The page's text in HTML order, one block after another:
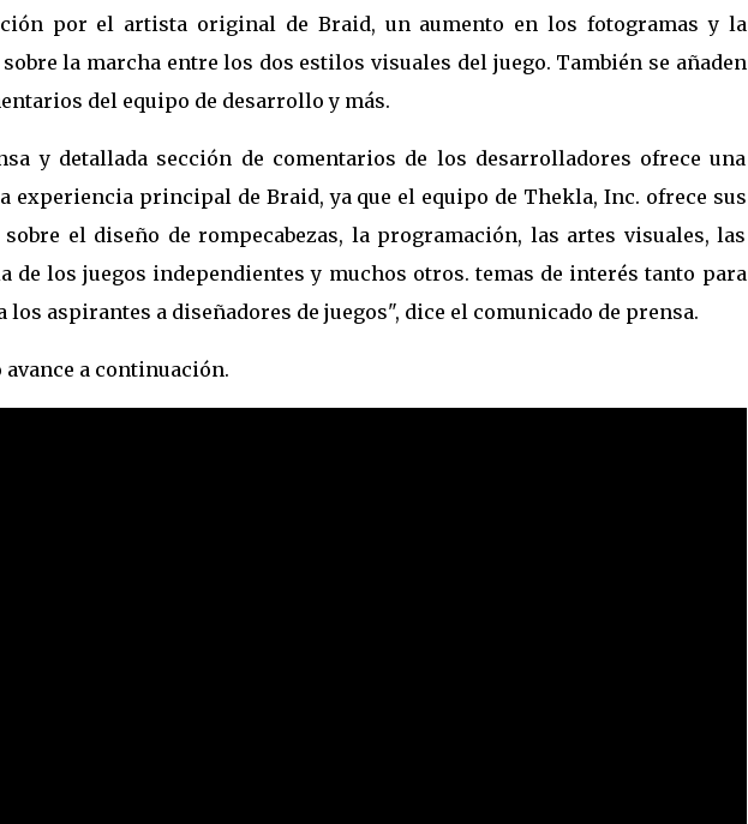
por el artista original de Braid, un aumento en los fotogramas y la
la marcha entre los dos estilos visuales del juego. También se añaden
del equipo de desarrollo y más.
y detallada sección de comentarios de los desarrolladores ofrece una
experiencia principal de Braid, ya que el equipo de Thekla, Inc. ofrece sus
el diseño de rompecabezas, la programación, las artes visuales, las
de los juegos independientes y muchos otros. temas de interés tanto para
aspirantes a diseñadores de juegos", dice el comunicado de prensa.
a continuación.